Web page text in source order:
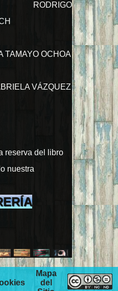
RODRIGO
TAMAYO OCHOA
VÁZQUEZ
reserva del libro
nuestra
Mapa
del